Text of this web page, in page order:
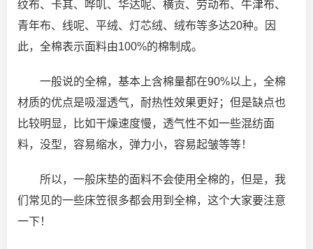
纹布、卡其、哗叽、华达呢、横贡、劳动布、牛津布、
青年布、线呢、平绒、灯芯绒、绒布等多达20种。因
此，全棉表示面料由100%的棉制成。
一般说的全棉，基本上含棉量都在90%以上，全棉
材质的优点是吸湿透气，耐热性效果更好；但是缺点也
比较明显，比如干燥速度慢，透气性不如一些混纺面
料，没型，容易缩水，弹力小，容易起皱等等！
所以，一般床垫的面料不会使用全棉的，但是，我
们常见的一些床笠很多都会用到全棉，这个大家要注意
一下！